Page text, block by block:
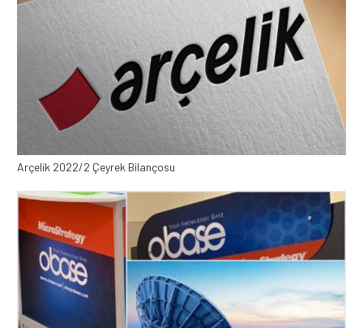
Arçelik 2022/2 Çeyrek Bilançosu